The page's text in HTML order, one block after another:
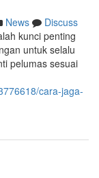
News
Discuss
kunci penting
untuk selalu
pelumas sesuai
cara-jaga-